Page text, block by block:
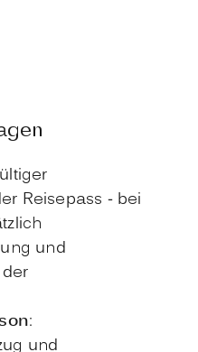
Reisepass - bei
und
:
und